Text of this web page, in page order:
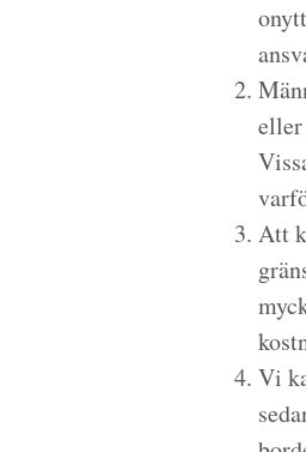
Att
Vi